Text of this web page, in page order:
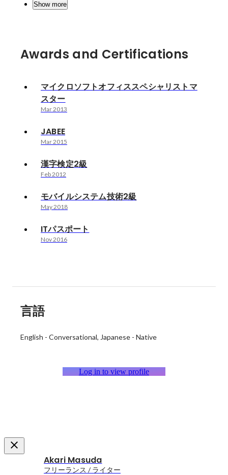
Show more
Awards and Certifications
マイクロソフトオフィススペシャリストマ
スター
Mar 2013
JABEE
Mar 2015
漢字検定2級
Feb 2012
モバイルシステム技術2級
May 2018
ITパスポート
Nov 2016
言語
English - Conversational Japanese - Native
Log in to view profile
Akari Masuda
フリーランス / ライター